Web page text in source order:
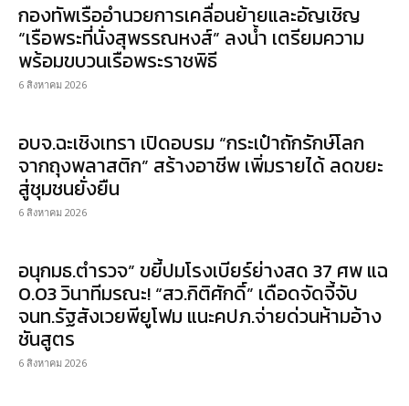
กองทัพเรืออำนวยการเคลื่อนย้ายและอัญเชิญ
“เรือพระที่นั่งสุพรรณหงส์” ลงน้ำ เตรียมความ
พร้อมขบวนเรือพระราชพิธี
6 สิงหาคม 2026
อบจ.ฉะเชิงเทรา เปิดอบรม “กระเป๋าถักรักษ์โลก
จากถุงพลาสติก” สร้างอาชีพ เพิ่มรายได้ ลดขยะ
สู่ชุมชนยั่งยืน
6 สิงหาคม 2026
อนุกมธ.ตำรวจ” ขยี้ปมโรงเบียร์ย่างสด 37 ศพ แฉ
0.03 วินาทีมรณะ! “สว.กิติศักดิ์” เดือดจัดจี้จับ
จนท.รัฐสังเวยพียูโฟม แนะคปภ.จ่ายด่วนห้ามอ้าง
ชันสูตร
6 สิงหาคม 2026